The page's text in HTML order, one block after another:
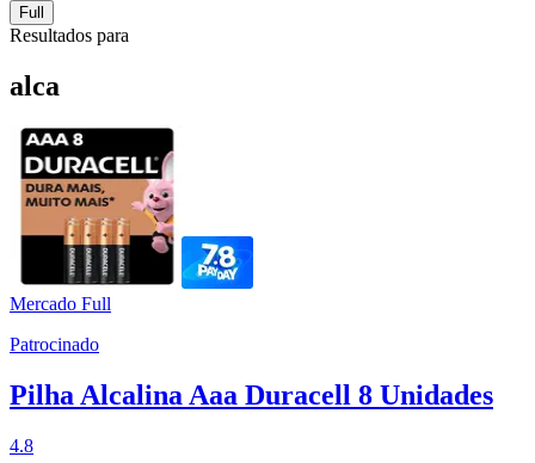
Full
Resultados para
alca
Mercado Full
Patrocinado
Pilha Alcalina Aaa Duracell 8 Unidades
4.8